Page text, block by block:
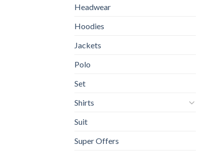
Headwear
Hoodies
Jackets
Polo
Set
Shirts
Suit
Super Offers